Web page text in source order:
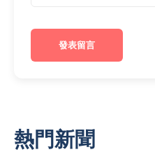
發表留言
熱門新聞